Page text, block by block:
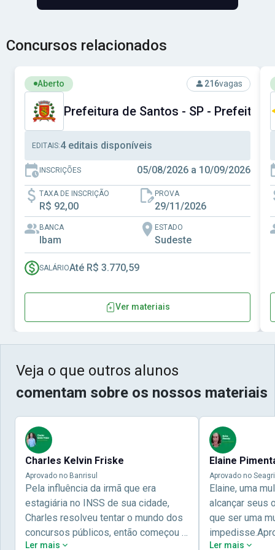
Concursos relacionados
Ver concurso: Prefeitura de Santos - SP - Prefeitura
Aberto 216vagas
Prefeitura de Santos - SP - Prefeitura
EDITAIS:4 editais disponíveis
INSCRIÇÕES 05/08/2026 a 10/09/2026
TAXA DE INSCRIÇÃO
R$ 92,00
PROVA
29/11/2026
BANCA
Ibam
ESTADO
Sudeste
SALÁRIOAté R$ 3.770,59
Ver materiais
Veja o que outros alunos
comentam sobre os nossos materiais
Charles Kelvin Friske
Aprovado no Banrisul
Pela influência da irmã que era
estagiária no INSS de sua cidade,
Charles resolveu tentar o mundo dos
concursos públicos, então começou a
estudar com contéudo gratuito que a
Ler mais
Elaine
Aprovado no
Elaine, uma
alcançar seus
que ser uma
concursos
Ler mais